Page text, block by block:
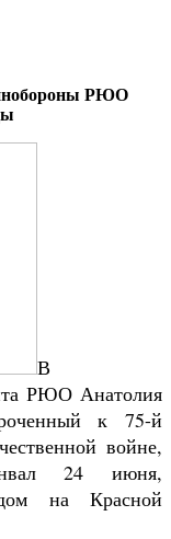
РЮО
В
РЮО Анатолия
к 75-й
войне,
24 июня,
на Красной